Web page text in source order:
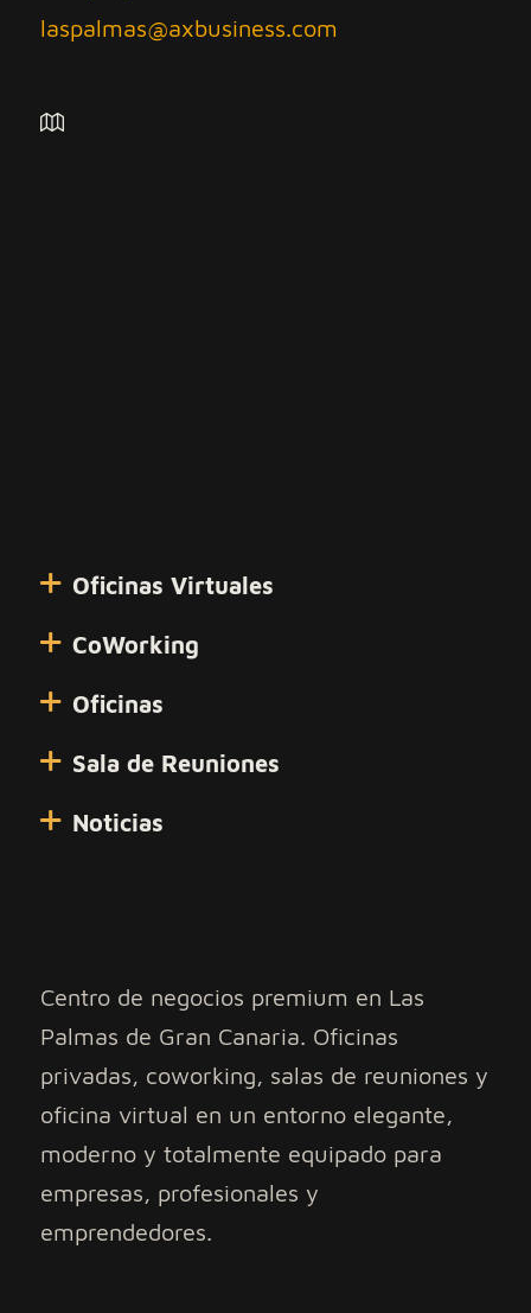
laspalmas@axbusiness.com
Oficinas Virtuales
CoWorking
Oficinas
Sala de Reuniones
Noticias
Centro de negocios premium en Las
Palmas de Gran Canaria. Oficinas
privadas, coworking, salas de reuniones y
oficina virtual en un entorno elegante,
moderno y totalmente equipado para
empresas, profesionales y
emprendedores.